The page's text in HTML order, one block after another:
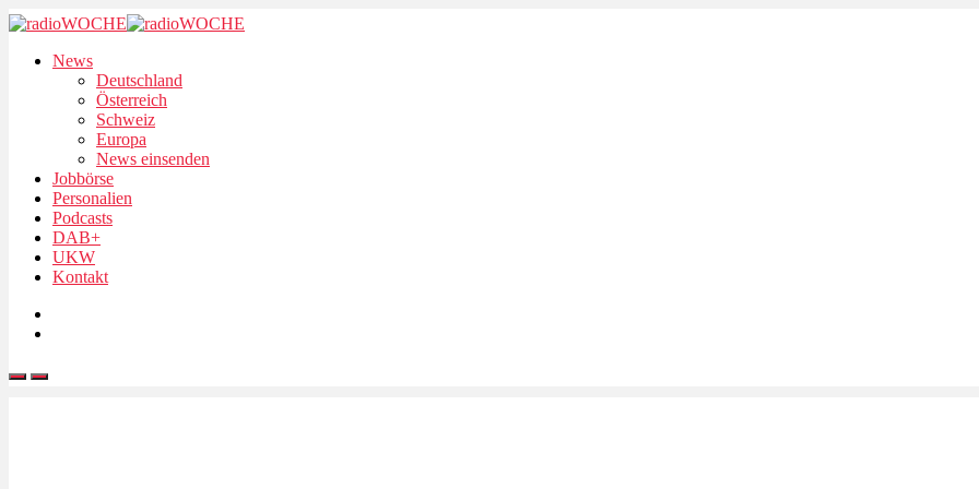
News
Deutschland
Österreich
Schweiz
Europa
News einsenden
Jobbörse
Personalien
Podcasts
DAB+
UKW
Kontakt